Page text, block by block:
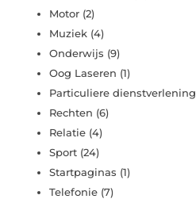
Motor (2)
Muziek (4)
Onderwijs (9)
Oog Laseren (1)
Particuliere dienstverlening
Rechten (6)
Relatie (4)
Sport (24)
Startpaginas (1)
Telefonie (7)